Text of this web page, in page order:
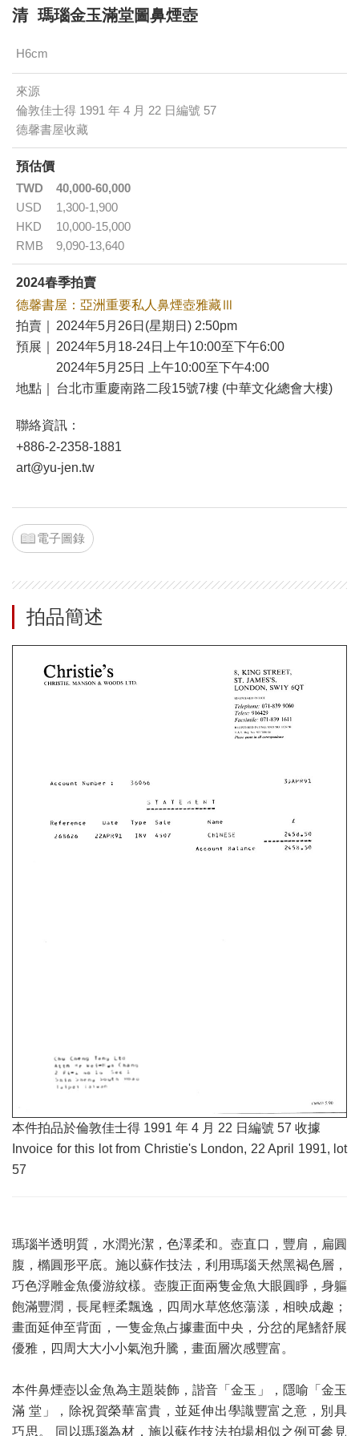
清 瑪瑙金玉滿堂圖鼻煙壺
H6cm
來源
倫敦佳士得 1991 年 4 月 22 日編號 57
德馨書屋收藏
預估價
TWD
40,000-60,000
USD
1,300-1,900
HKD
10,000-15,000
RMB
9,090-13,640
2024春季拍賣
德馨書屋：亞洲重要私人鼻煙壺雅藏Ⅲ
拍賣｜
2024年5月26日(星期日) 2:50pm
預展｜
2024年5月18-24日上午10:00至下午6:00
2024年5月25日 上午10:00至下午4:00
地點｜
台北市重慶南路二段15號7樓 (中華文化總會大樓)
聯絡資訊：
+886-2-2358-1881
art@yu-jen.tw
電子圖錄
拍品簡述
本件拍品於倫敦佳士得 1991 年 4 月 22 日編號 57 收據
Invoice for this lot from Christie's London, 22 April 1991, lot
57
瑪瑙半透明質，水潤光潔，色澤柔和。壺直口，豐肩，扁圓
腹，橢圓形平底。施以蘇作技法，利用瑪瑙天然黑褐色層，
巧色浮雕金魚優游紋樣。壺腹正面兩隻金魚大眼圓睜，身軀
飽滿豐潤，長尾輕柔飄逸，四周水草悠悠蕩漾，相映成趣；
畫面延伸至背面，一隻金魚占據畫面中央，分岔的尾鰭舒展
優雅，四周大大小小氣泡升騰，畫面層次感豐富。
本件鼻煙壺以金魚為主題裝飾，諧音「金玉」，隱喻「金玉
滿 堂」，除祝賀榮華富貴，並延伸出學識豐富之意，別具
巧思。 同以瑪瑙為材，施以蘇作技法拍場相似之例可參見